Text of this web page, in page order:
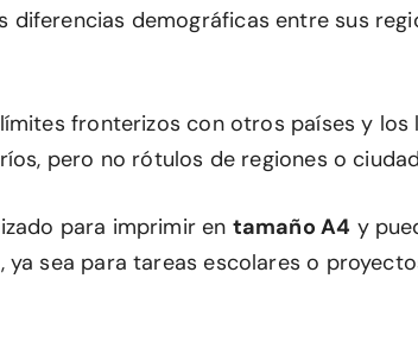
diferencias demográficas entre sus
fronterizos con otros países y los
pero no rótulos de regiones o
para imprimir en tamaño A4 y
ya sea para tareas escolares o